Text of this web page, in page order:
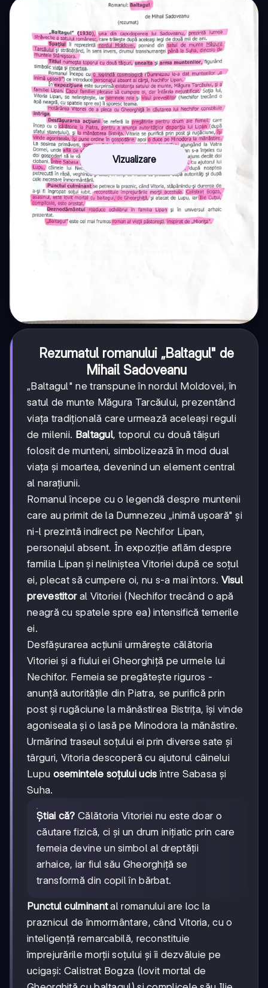
Vizualizare
Rezumatul romanului „Baltagul" de
Mihail Sadoveanu
„Baltagul" ne transpune în nordul Moldovei, în
satul de munte Măgura Tarcăului, prezentând
viața tradițională care urmează aceleași reguli
de milenii. Baltagul, toporul cu două tăișuri
folosit de munteni, simbolizează în mod dual
viața și moartea, devenind un element central
al narațiunii.
Romanul începe cu o legendă despre muntenii
care au primit de la Dumnezeu „inimă ușoară" și
ni-l prezintă indirect pe Nechifor Lipan,
personajul absent. În expoziție aflăm despre
familia Lipan și neliniștea Vitoriei după ce soțul
ei, plecat să cumpere oi, nu s-a mai întors. Visul
prevestitoral Vitoriei (Nechifor trecând o apă
neagră cu spatele spre ea) intensifică temerile
ei.
Desfășurarea acțiunii urmărește călătoria
Vitoriei și a fiului ei Gheorghiță pe urmele lui
Nechifor. Femeia se pregătește riguros -
anunță autoritățile din Piatra, se purifică prin
post și rugăciune la mănăstirea Bistrița, își vinde
agoniseala și o lasă pe Minodora la mănăstire.
Urmărind traseul soțului ei prin diverse sate și
târguri, Vitoria descoperă cu ajutorul câinelui
Lupu osemintele soțului ucis între Sabasa și
Suha.
Știai că? Călătoria Vitoriei nu este doar o
căutare fizică, ci și un drum inițiatic prin care
femeia devine un simbol al dreptății
arhaice, iar fiul său Gheorghiță se
transformă din copil în bărbat.
Punctul culminantal romanului are loc la
praznicul de înmormântare, când Vitoria, cu o
inteligență remarcabilă, reconstituie
împrejurările morții soțului și îi dezvăluie pe
ucigași: Calistrat Bogza (lovit mortal de